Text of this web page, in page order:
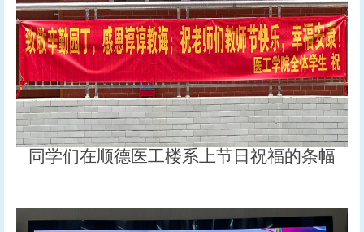
同学们在顺德医工楼系上节日祝福的条幅